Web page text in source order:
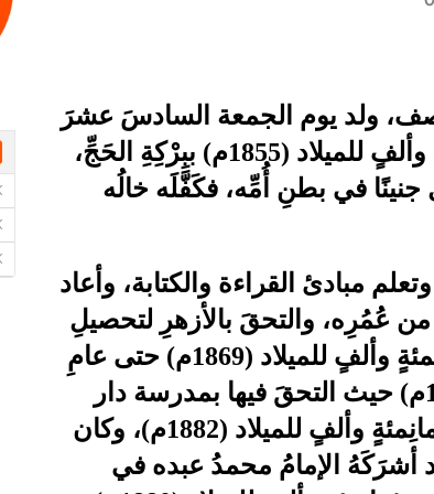
ولد يوم الجمعة السادسَ عشرَ
من ديسمبر عام خمسةٍ وخمسينَ وثمانِمئةٍ وألفٍ للميلاد (1855م) ببِرْكِةِ الحَجِّ،
جنينًا في بطنِ أُمِّه، فكَفَّلَه خالُه
مبادئ القراءة والكتابة، وأعاد
عُمُرِه، والتحقَ بالأزهرِ لتحصيلِ
العلمِ، وظلَّ به من عامِ تسعةٍ وستينَ وثمانِمئةٍ وألفٍ للميلاد (1869م) حتى عامِ
تسعةٍ وسبعينَ وثمانِمئةٍ وألفٍ للميلاد (1879م) حيث التحقَ فيها بمدرسة دار
العلوم، ثم تخرج فيها عامَ اثنينِ وثمانينَ وثمانِمئةٍ وألفٍ للميلاد (1882م)، وكان
أشرَكَهُ الإمامُ محمدُ عبده في